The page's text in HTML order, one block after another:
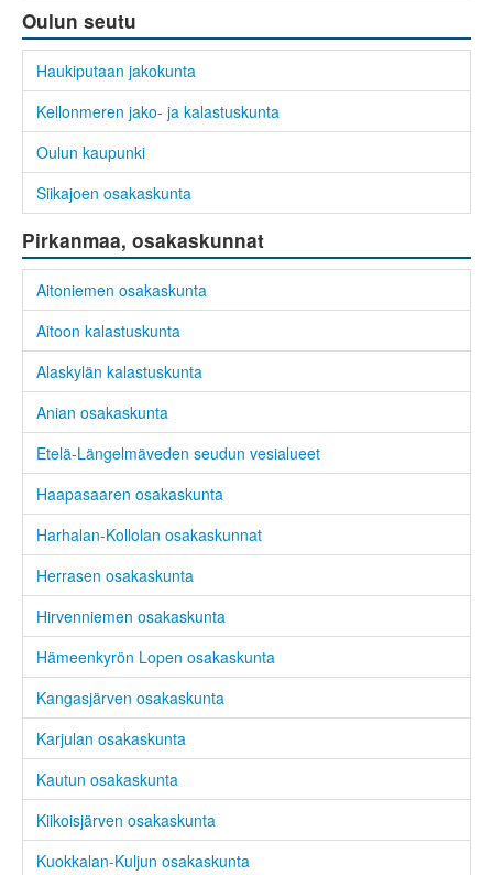
Oulun seutu
Haukiputaan jakokunta
Kellonmeren jako- ja kalastuskunta
Oulun kaupunki
Siikajoen osakaskunta
Pirkanmaa, osakaskunnat
Aitoniemen osakaskunta
Aitoon kalastuskunta
Alaskylän kalastuskunta
Anian osakaskunta
Etelä-Längelmäveden seudun vesialueet
Haapasaaren osakaskunta
Harhalan-Kollolan osakaskunnat
Herrasen osakaskunta
Hirvenniemen osakaskunta
Hämeenkyrön Lopen osakaskunta
Kangasjärven osakaskunta
Karjulan osakaskunta
Kautun osakaskunta
Kiikoisjärven osakaskunta
Kuokkalan-Kuljun osakaskunta